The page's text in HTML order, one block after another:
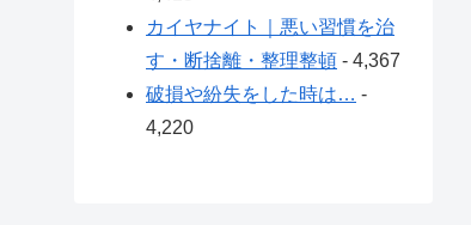
カイヤナイト｜悪い習慣を治
す・断捨離・整理整頓 - 4,367
破損や紛失をした時は… -
4,220